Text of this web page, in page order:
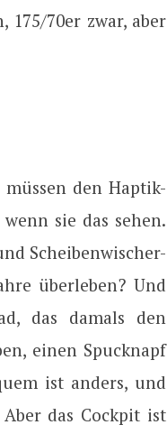
70er zwar, aber
den Haptik-
sie das sehen.
Scheibenwischer-
überleben? Und
das damals den
einen Spucknapf
ist anders, und
das Cockpit ist